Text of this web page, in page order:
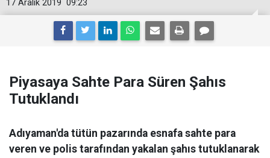
09:23
17 Aralık 2019
Piyasaya Sahte Para Süren Şahıs
Tutuklandı
Adıyaman'da tütün pazarında esnafa sahte para
veren ve polis tarafından yakalan şahıs tutuklanarak